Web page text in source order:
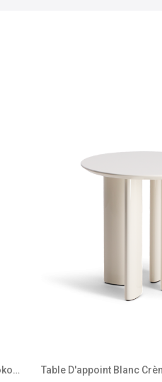
Table De Salle À Manger Frêne Finition Iroko... Table D'appoint Blanc